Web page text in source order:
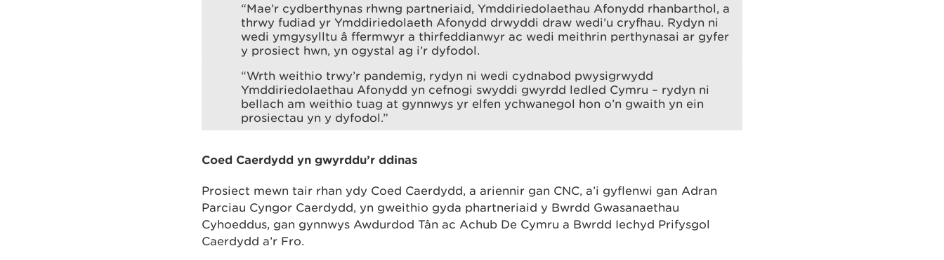
“Mae’r cydberthynas rhwng partneriaid, Ymddiriedolaethau Afonydd rhanbarthol, a
thrwy fudiad yr Ymddiriedolaeth Afonydd drwyddi draw wedi’u cryfhau. Rydyn ni
wedi ymgysylltu â ffermwyr a thirfeddianwyr ac wedi meithrin perthynasai ar gyfer
y prosiect hwn, yn ogystal ag i’r dyfodol.
“Wrth weithio trwy’r pandemig, rydyn ni wedi cydnabod pwysigrwydd
Ymddiriedolaethau Afonydd yn cefnogi swyddi gwyrdd ledled Cymru – rydyn ni
bellach am weithio tuag at gynnwys yr elfen ychwanegol hon o’n gwaith yn ein
prosiectau yn y dyfodol.”
Coed Caerdydd yn gwyrddu’r ddinas
Prosiect mewn tair rhan ydy Coed Caerdydd, a ariennir gan CNC, a’i gyflenwi gan Adran
Parciau Cyngor Caerdydd, yn gweithio gyda phartneriaid y Bwrdd Gwasanaethau
Cyhoeddus, gan gynnwys Awdurdod Tân ac Achub De Cymru a Bwrdd Iechyd Prifysgol
Caerdydd a’r Fro.